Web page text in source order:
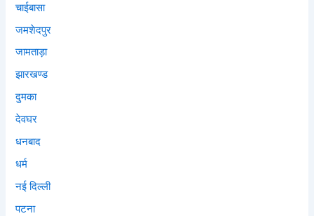
चाईबासा
जमशेदपुर
जामताड़ा
झारखण्ड
दुमका
देवघर
धनबाद
धर्म
नई दिल्ली
पटना